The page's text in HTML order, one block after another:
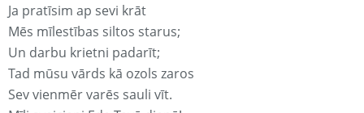
Ja pratīsim ap sevi krāt
Mēs mīlestības siltos starus;
Un darbu krietni padarīt;
Tad mūsu vārds kā ozols zaros
Sev vienmēr varēs sauli vīt.